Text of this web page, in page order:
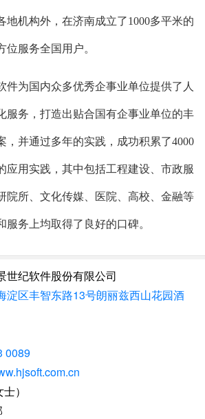
地机构外，在济南成立了1000多平米的
位服务全国用户。
件为国内众多优秀企事业单位提供了人
服务，打造出贴合国有企事业单位的丰
，并通过多年的实践，成功积累了4000
应用实践，其中包括工程建设、市政服
院所、文化传媒、医院、高校、金融等
服务上均取得了良好的口碑。
世纪软件股份有限公司
淀区丰智东路13号朗丽兹西山花园酒
0089
）